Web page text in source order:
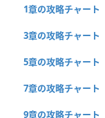
1章の攻略チャート
3章の攻略チャート
5章の攻略チャート
7章の攻略チャート
9章の攻略チャート